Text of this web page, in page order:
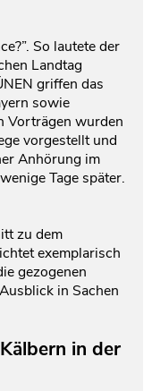
So lautete der
Landtag
griffen das
sowie
Vorträgen wurden
vorgestellt und
Anhörung im
Tage später.
zu dem
exemplarisch
gezogenen
in Sachen
in der